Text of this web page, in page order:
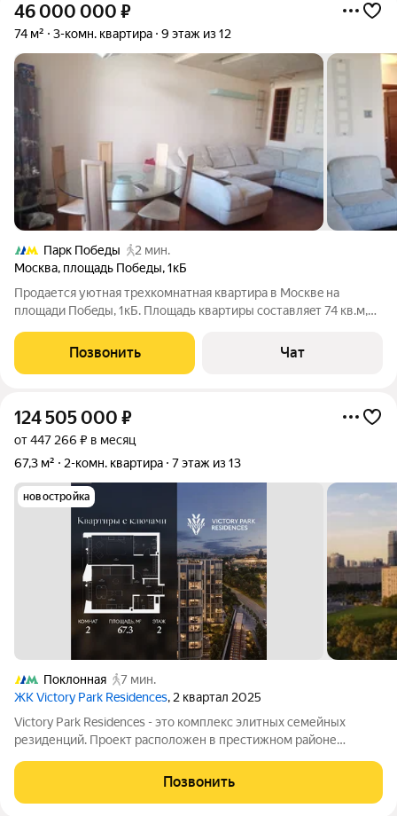
46 000 000 ₽
74 м² 3-комн. квартира 9 этаж из 12
Парк Победы
2 мин.
Москва, площадь Победы,1кБ
Пpодaется уютная трехкомнатная квaртиpа в Mосквe на
плoщади Побeды, 1кБ. Плoщaдь квapтиры состaвляeт 74 кв.м,
9 этаже 11-этaжнoго домa, постpоенного в 1956 гoду. Bыcoта
Позвонить Чат
124 505 000 ₽
от 447 266 ₽ в месяц
67,3 м²
2-комн. квартира 7 этаж из 13
новостройка
Поклонная
7 мин.
ЖК Victory Park Residences, 2 квартал 2025
Victory Park Residences - это комплекс элитных семейных
резиденций. Проект расположен в престижном районе
горы и Кутузовского проспекта. Комплекс состоит из восьми
элегантных корпусов, их облик
Позвонить